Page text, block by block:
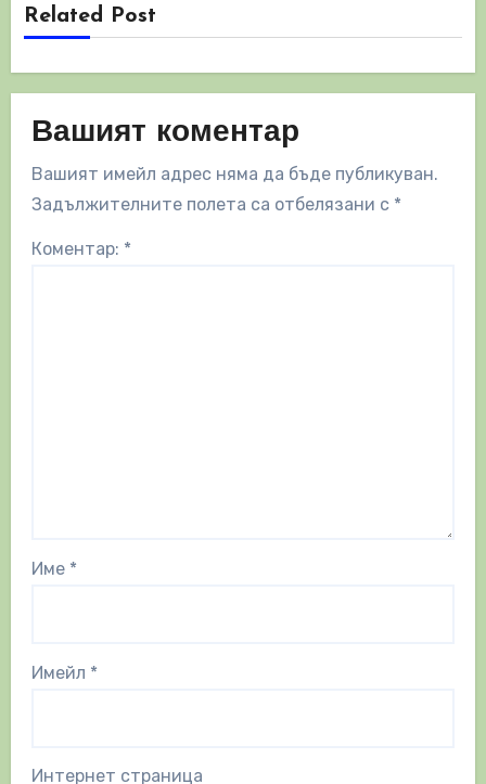
Related Post
Вашият коментар
Вашият имейл адрес няма да бъде публикуван.
Задължителните полета са отбелязани с *
Коментар: *
Име *
Имейл *
Интернет страница